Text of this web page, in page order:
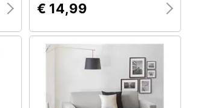
€ 14,99